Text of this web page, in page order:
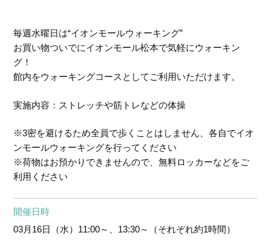
毎週水曜日は“イオンモールウォーキング”
お買い物ついでにイオンモール松本で気軽にウォーキン
グ！
館内をウォーキングコースとしてご利用いただけます。
実施内容：ストレッチや筋トレなどの体操
※3密を避けるため全員で歩くことはしません、各自でイオ
ンモールウォーキングを行ってください
※荷物はお預かりできませんので、無料ロッカーなどをご
利用ください
開催日時
03月16日（水） 11:00～、13:30～（それぞれ約1時間）